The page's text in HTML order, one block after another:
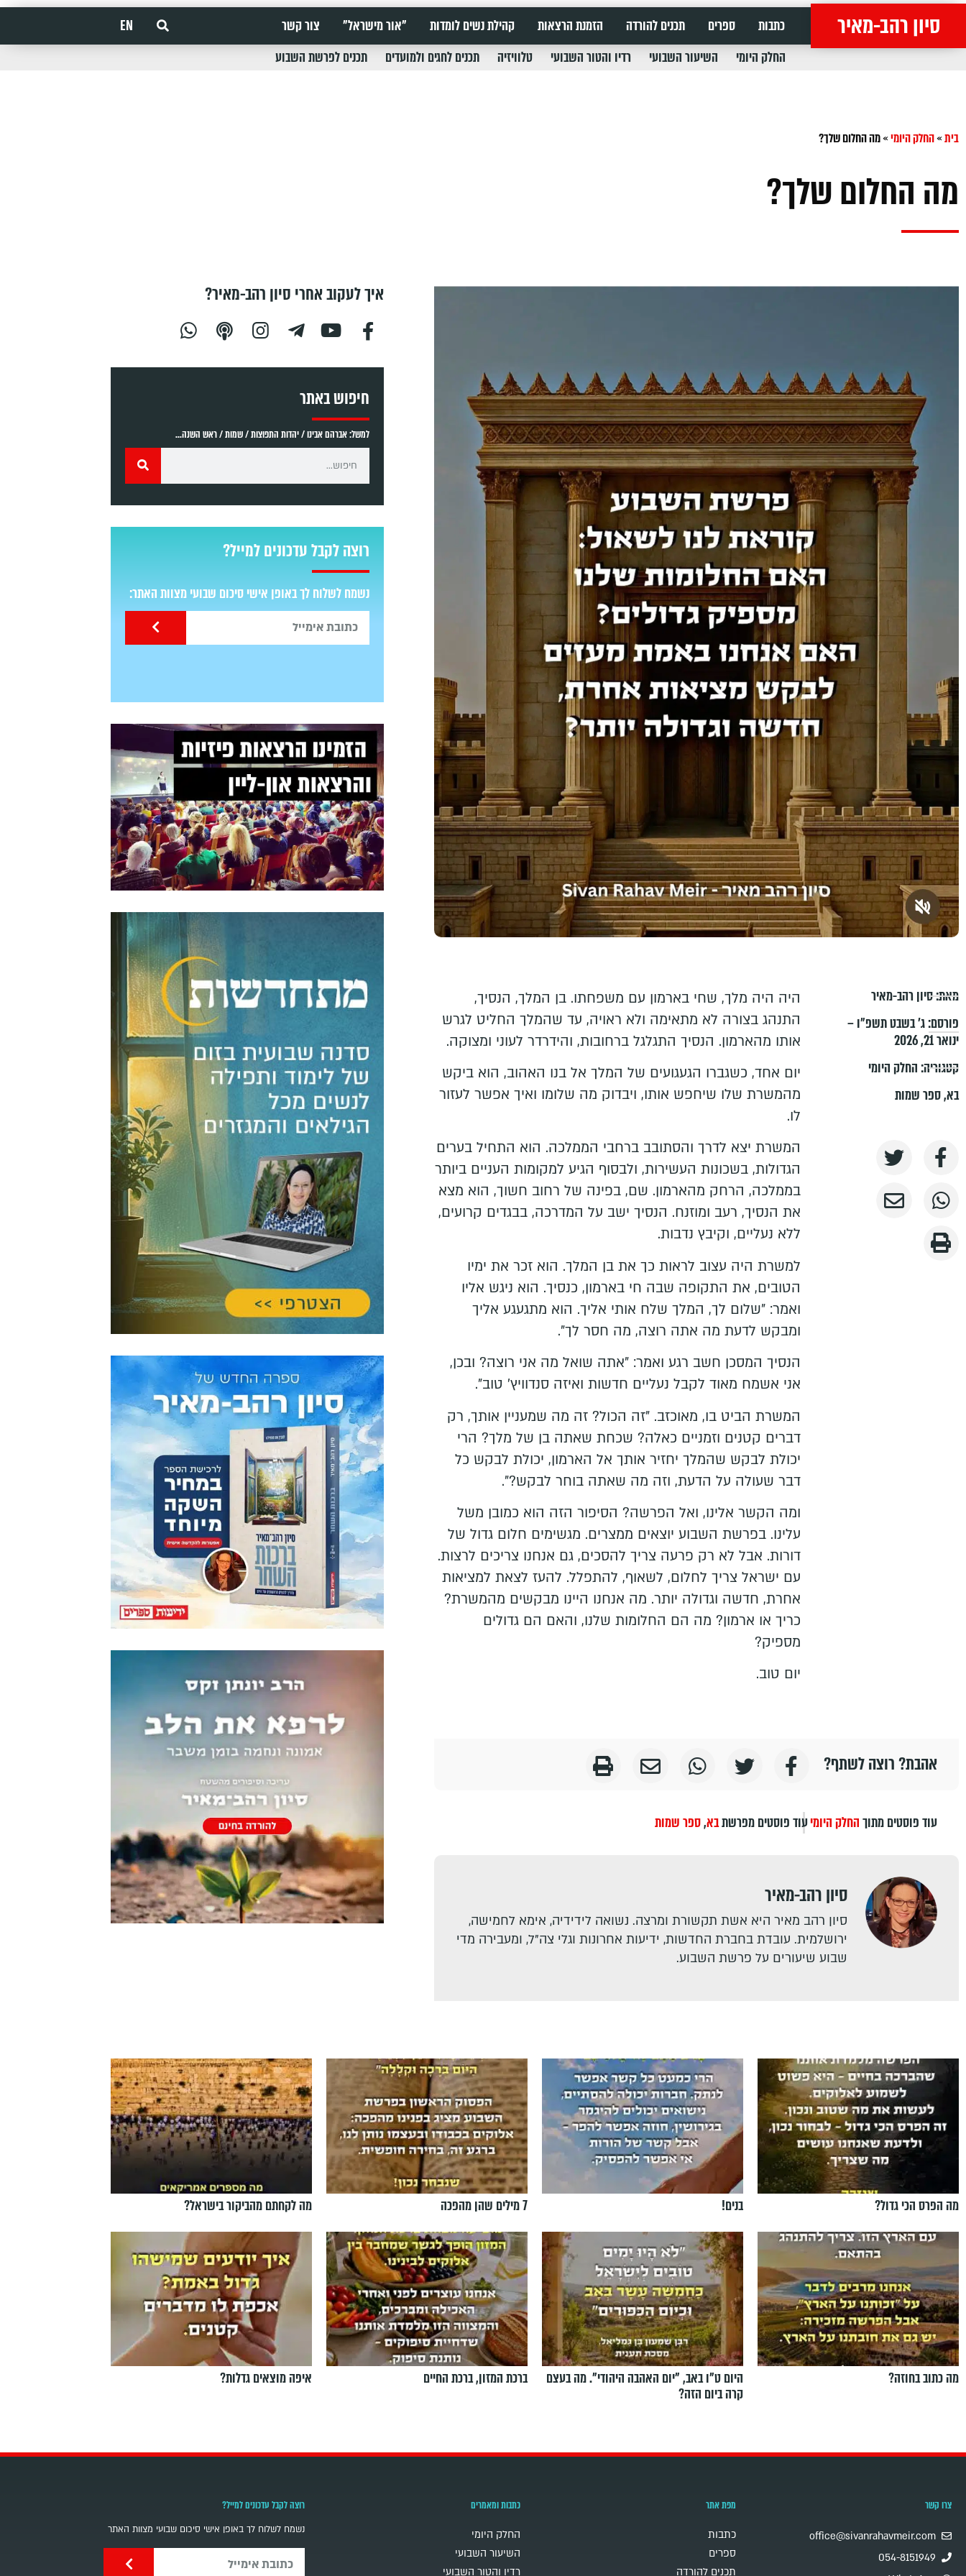
סיון רהב-מאיר כתבות ספרים תכנים להורדה הזמנת הרצאות קהילת נשים לומדות "אור מישראל" צור קשר
EN
החלק היומי
השיעור השבועי רדיו והטור השבועי טלוויזיה תכנים לחגים ולמועדים תכנים לפרשת השבוע
בית»החלק היומי»מה החלום שלך?
מה החלום שלך?
מאת:סיון רהב-מאיר
פורסם:ג׳ בשבט תשפ״ו –
ינואר 21, 2026
קטגוריה:החלק היומי
בא,ספר שמות
היה היה מלך, שחי בארמון עם משפחתו. בן המלך, הנסיך,
התנהג בצורה לא מתאימה ולא ראויה, עד שהמלך החליט לגרש
אותו מהארמון. הנסיך התגלגל ברחובות, והידרדר לעוני ומצוקה.
יום אחד, כשגברו הגעגועים של המלך אל בנו האהוב, הוא ביקש
מהמשרת שלו שיחפש אותו, ויבדוק מה שלומו ואיך אפשר לעזור
לו.
המשרת יצא לדרך והסתובב ברחבי הממלכה. הוא התחיל בערים
הגדולות, בשכונות העשירות, ולבסוף הגיע למקומות העניים ביותר
בממלכה, הרחק מהארמון. שם, בפינה של רחוב חשוך, הוא מצא
את הנסיך, רעב ומוזנח. הנסיך ישב על המדרכה, בבגדים קרועים,
ללא נעליים, וקיבץ נדבות.
למשרת היה עצוב לראות כך את בן המלך. הוא זכר את ימיו
הטובים, את התקופה שבה חי בארמון, כנסיך. הוא ניגש אליו
ואמר: "שלום לך, המלך שלח אותי אליך. הוא מתגעגע אליך
ומבקש לדעת מה אתה רוצה, מה חסר לך".
הנסיך המסכן חשב רגע ואמר: "אתה שואל מה אני רוצה? ובכן,
אני אשמח מאוד לקבל נעליים חדשות ואיזה סנדוויץ' טוב".
המשרת הביט בו, מאוכזב. "זה הכול? זה מה שמעניין אותך, רק
דברים קטנים וזמניים כאלה? שכחת שאתה בן של מלך? הרי
יכולת לבקש שהמלך יחזיר אותך אל הארמון, יכולת לבקש כל
דבר שעולה על הדעת, וזה מה שאתה בוחר לבקש?".
ומה הקשר אלינו, ואל הפרשה? הסיפור הזה הוא כמובן משל
עלינו. בפרשת השבוע יוצאים ממצרים. מגשימים חלום גדול של
דורות. אבל לא רק פרעה צריך להסכים, גם אנחנו צריכים לרצות.
עם ישראל צריך לחלום, לשאוף, להתפלל. להעז לצאת למציאות
אחרת, חדשה וגדולה יותר. מה אנחנו היינו מבקשים מהמשרת?
כריך או ארמון? מה הם החלומות שלנו, והאם הם גדולים
מספיק?
יום טוב.
אהבת? רוצה לשתף?
עוד פוסטים מתוךהחלק היומיעוד פוסטים מפרשתבא,ספר שמות
סיון רהב-מאיר
סיון רהב מאיר היא אשת תקשורת ומרצה. נשואה לידידיה, אימא לחמישה,
ירושלמית. עובדת בחברת החדשות, ידיעות אחרונות וגלי צה"ל, ומעבירה מדי
שבוע שיעורים על פרשת השבוע.
איך לעקוב אחרי סיון רהב-מאיר?
חיפוש באתר
למשל: אברהם אבינו / יהדות התפוצות / שמות / ראש השנה...
רוצה לקבל עדכונים למייל?
נשמח לשלוח לך באופן אישי סיכום שבועי מצוות האתר:
מה הפרס הכי גדול? בנים! 7 מילים שהן מהפכה מה לקחתם מהביקור בישראל?
מה כתוב בחוזה?
היום ט"ו באב, ”יום האהבה היהודי". מה בעצם
קרה ביום הזה?
ברכת המזון, ברכת החיים איפה מוצאים גדלות?
צרו קשר
office@sivanrahavmeir.com
054-8151949
מפת אתר
כתבות
ספרים
תכנים להורדה
כתבות ומאמרים
החלק היומי
השיעור השבועי
רדיו והטור השבועי
רוצה לקבל עדכונים למייל?
נשמח לשלוח לך באופן אישי סיכום שבועי מצוות האתר